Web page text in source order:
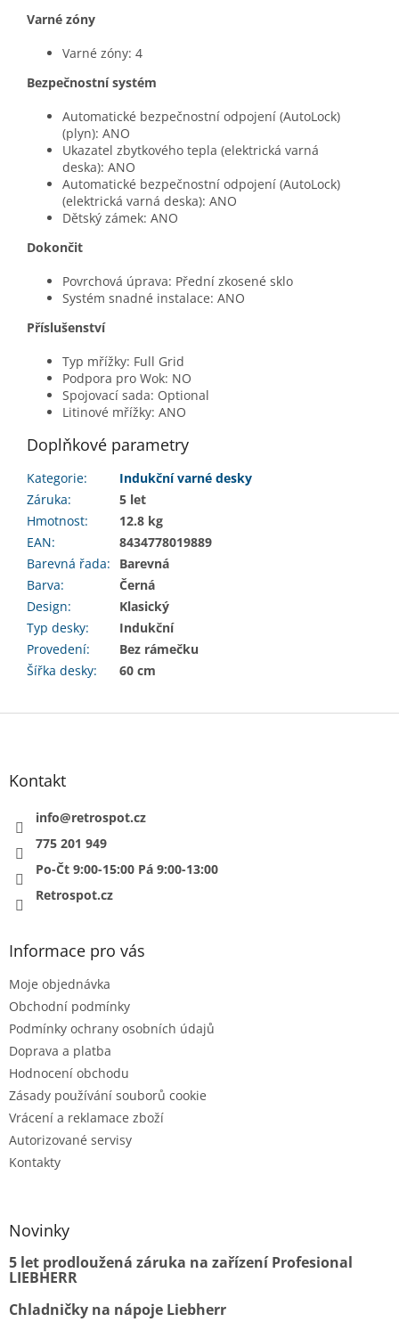
Varné zóny
Varné zóny: 4
Bezpečnostní systém
Automatické bezpečnostní odpojení (AutoLock)
(plyn): ANO
Ukazatel zbytkového tepla (elektrická varná
deska): ANO
Automatické bezpečnostní odpojení (AutoLock)
(elektrická varná deska): ANO
Dětský zámek: ANO
Dokončit
Povrchová úprava: Přední zkosené sklo
Systém snadné instalace: ANO
Příslušenství
Typ mřížky: Full Grid
Podpora pro Wok: NO
Spojovací sada: Optional
Litinové mřížky: ANO
Doplňkové parametry
Kategorie:
Indukční varné desky
Záruka:
5 let
Hmotnost:
12.8 kg
EAN:
8434778019889
Barevná řada:
Barevná
Barva:
Černá
Design:
Klasický
Typ desky:
Indukční
Provedení:
Bez rámečku
Šířka desky: 60 cm
Z
Kontakt
info@retrospot.cz
775 201 949
Po-Čt 9:00-15:00 Pá 9:00-13:00
Retrospot.cz
Informace pro vás
Moje objednávka
Obchodní podmínky
Podmínky ochrany osobních údajů
Doprava a platba
Hodnocení obchodu
Zásady používání souborů cookie
Vrácení a reklamace zboží
Autorizované servisy
Kontakty
Novinky
5 let prodloužená záruka na zařízení Profesional
LIEBHERR
Chladničky na nápoje Liebherr